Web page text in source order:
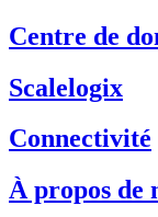
Centre de
Scalelogix
Connectivité
À propos de